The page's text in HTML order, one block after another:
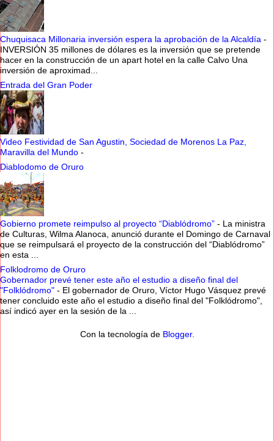
Chuquisaca Millonaria inversión espera la aprobación de la Alcaldía -
INVERSIÓN 35 millones de dólares es la inversión que se pretende
hacer en la construcción de un apart hotel en la calle Calvo Una
inversión de aproximad...
Entrada del Gran Poder
Video Festividad de San Agustin, Sociedad de Morenos La Paz,
Maravilla del Mundo -
Diablodomo de Oruro
Gobierno promete reimpulso al proyecto “Diablódromo” - La ministra
de Culturas, Wilma Alanoca, anunció durante el Domingo de Carnaval
que se reimpulsará el proyecto de la construcción del “Diablódromo”
en esta ...
Folklodromo de Oruro
Gobernador prevé tener este año el estudio a diseño final del
"Folklódromo" - El gobernador de Oruro, Víctor Hugo Vásquez prevé
tener concluido este año el estudio a diseño final del "Folklódromo",
así indicó ayer en la sesión de la ...
Con la tecnología de Blogger.